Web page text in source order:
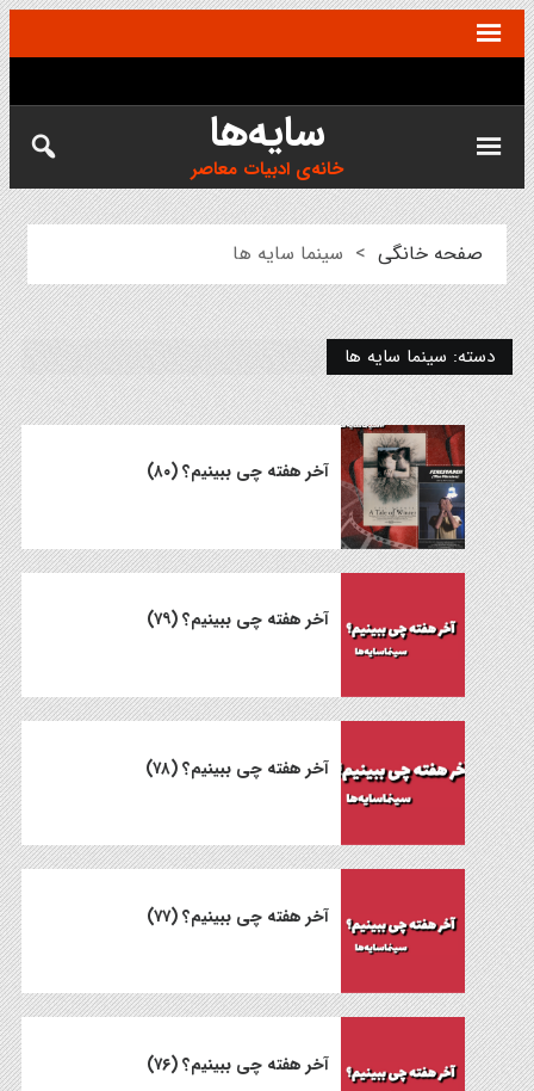
سایه‌ها
خانه‌ی ادبیات معاصر
صفحه خانگی > سینما سایه ها
دسته: سینما سایه ها
آخر هفته چی ببینیم؟ (۸۰)
آخر هفته چی ببینیم؟ (۷۹)
آخر هفته چی ببینیم؟ (۷۸)
آخر هفته چی ببینیم؟ (۷۷)
آخر‌ هفته چی ببینیم؟ (۷۶)